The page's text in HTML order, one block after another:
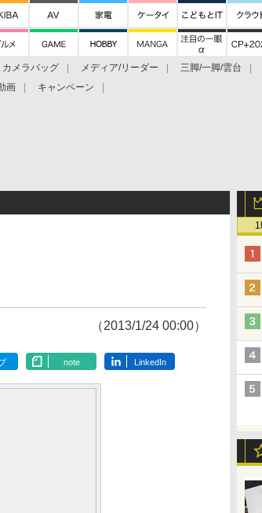
カメラバッグ メディア/リーダー 三脚/一脚/雲台
画 キャンペーン
（2013/1/24 00:00）
note LinkedIn